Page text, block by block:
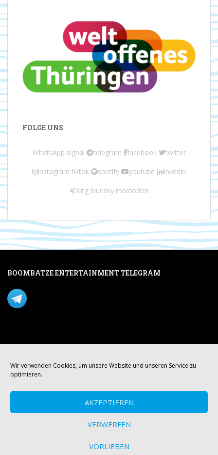
Wir verwenden Cookies, um unsere Website und unseren Service zu
optimieren.
AKZEPTIEREN
VERWERFEN
VORLIEBEN
FOLGE UNS
WhatsApp signal telegram facebook twitter
instagram tiktok spotify youtube linkedin
Xing bluesky mastodon
BOOMBATZE ENTERTAINMENT TELEGRAM